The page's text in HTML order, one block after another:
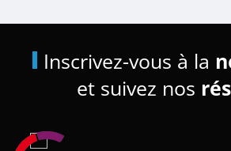
Inscrivez-vous à la
et suivez nos